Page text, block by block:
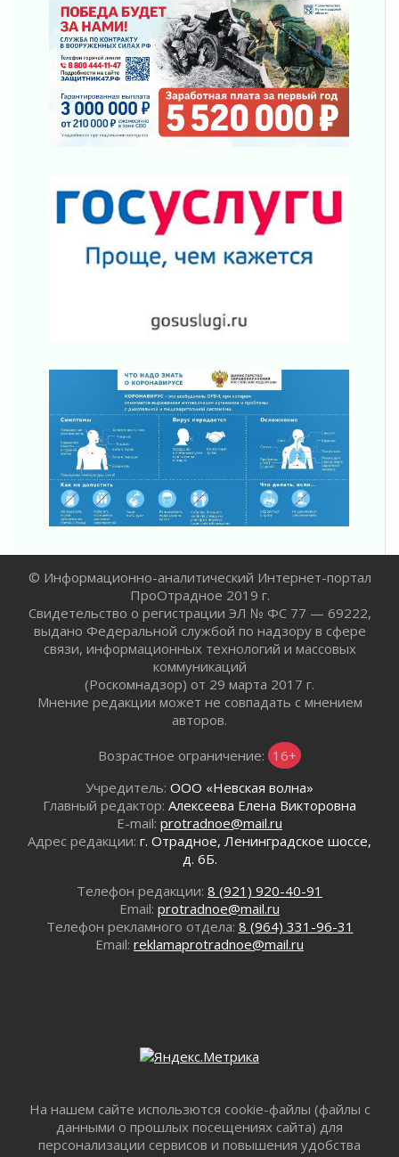
Лето без гаджетов
01 августа 2026
Болезнь девственниц и вампиров
01 августа 2026
Безмолвный крик о помощи
01 августа 2026
В музей всей семьёй
01 августа 2026
Не женское это дело...уверены?
Все силы в кулак
01 августа 2026
Пик топливного кризиса в регионе прошёл
31 июля 2026
О мужестве, долге и стойкости
31 июля 2026
Ленинградцы — бойцам «Барс-Ленинградец»
31 июля 2026
Маршрутами будущего — к заветной цели
31 июля 2026
Правила для жизни
31 июля 2026
С рабочим визитом
В Шлиссельбурге прошла акция «Белый
кораблик Памяти»
Новые возможности для творчества
За сухими цифрами — реальная жизнь
31 июля 2026
От инженера-создателя к волонтёрам
Генеральная репетиция векового юбилея
31 июля 2026
Открытое сердце и стремление делать добро
30 июля 2026
Лаголовская общеобразовательная школа
откроется к концу сентября
© Информационно-аналитический Интернет-портал
ПроОтрадное 2019 г.
Свидетельство о регистрации ЭЛ № ФС 77 — 69222,
выдано Федеральной службой по надзору в сфере
связи, информационных технологий и массовых
коммуникаций
(Роскомнадзор) от 29 марта 2017 г.
Мнение редакции может не совпадать с мнением
авторов.
Возрастное ограничение: 16+
Учредитель: ООО «Невская волна»
Главный редактор: Алексеева Елена Викторовна
E-mail: protradnoe@mail.ru
Адрес редакции: г. Отрадное, Ленинградское шоссе,
д. 6Б.
Телефон редакции: 8 (921) 920-40-91
Email: protradnoe@mail.ru
Телефон рекламного отдела: 8 (964) 331-96-31
Email: reklamaprotradnoe@mail.ru
На нашем сайте использются cookie-файлы (файлы с
данными о прошлых посещениях сайта) для
персонализации сервисов и повышения удобства